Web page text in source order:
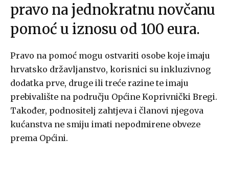
pravo na jednokratnu novčanu
pomoć u iznosu od 100 eura.
Pravo na pomoć mogu ostvariti osobe koje imaju
hrvatsko državljanstvo, korisnici su inkluzivnog
dodatka prve, druge ili treće razine te imaju
prebivalište na području Općine Koprivnički Bregi.
Također, podnositelj zahtjeva i članovi njegova
kućanstva ne smiju imati nepodmirene obveze
prema Općini.